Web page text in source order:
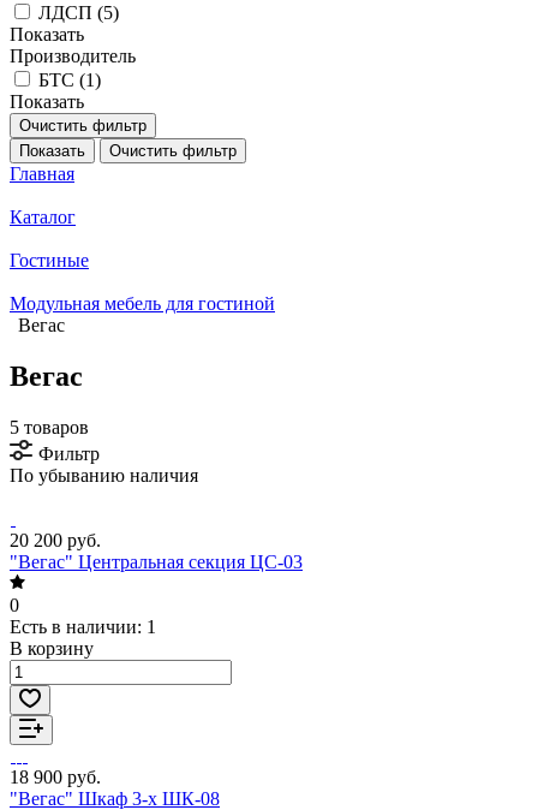
ЛДСП (5)
Показать
Производитель
БТС (1)
Показать
Очистить фильтр
Показать
Очистить фильтр
Главная
Каталог
Гостиные
Модульная мебель для гостиной
Вегас
Вегас
5 товаров
Фильтр
По убыванию наличия
20 200 руб.
"Вегас" Центральная секция ЦС-03
0
Есть в наличии: 1
В корзину
18 900 руб.
"Вегас" Шкаф 3-х ШК-08